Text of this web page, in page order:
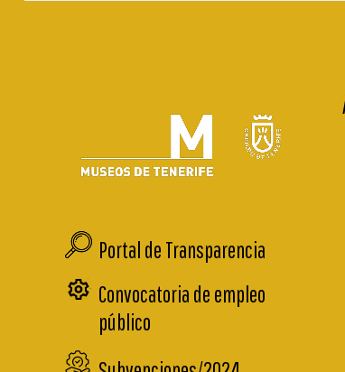
Portal de Transparencia
Convocatoria de empleo
público